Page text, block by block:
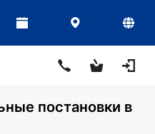
постановки в